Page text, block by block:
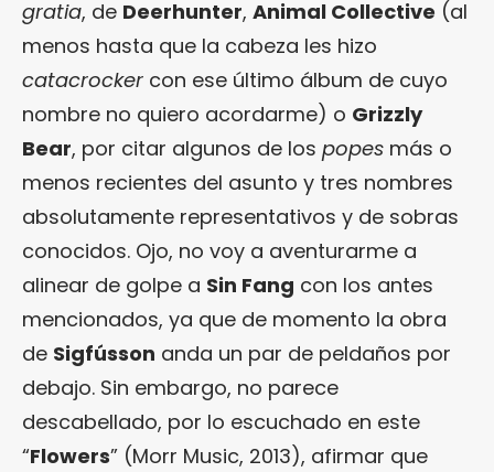
gratia, de Deerhunter, Animal Collective (al
menos hasta que la cabeza les hizo
catacrocker con ese último álbum de cuyo
nombre no quiero acordarme) o Grizzly
Bear, por citar algunos de los popes más o
menos recientes del asunto y tres nombres
absolutamente representativos y de sobras
conocidos. Ojo, no voy a aventurarme a
alinear de golpe a Sin Fang con los antes
mencionados, ya que de momento la obra
de Sigfússon anda un par de peldaños por
debajo. Sin embargo, no parece
descabellado, por lo escuchado en este
“Flowers” (Morr Music, 2013), afirmar que